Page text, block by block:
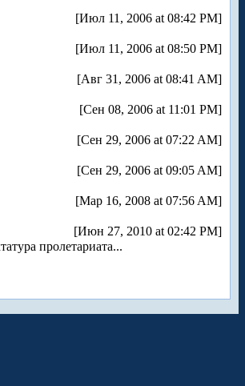
[Июл 11, 2006 at 08:42 PM]
[Июл 11, 2006 at 08:50 PM]
[Авг 31, 2006 at 08:41 AM]
[Сен 08, 2006 at 11:01 PM]
[Сен 29, 2006 at 07:22 AM]
[Сен 29, 2006 at 09:05 AM]
[Мар 16, 2008 at 07:56 AM]
[Июн 27, 2010 at 02:42 PM]
пролетариата...